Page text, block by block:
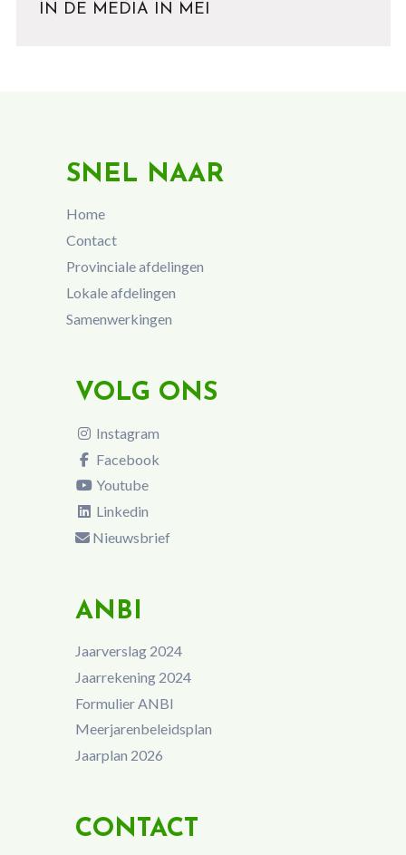
IN DE MEDIA IN MEI
SNEL NAAR
Home
Contact
Provinciale afdelingen
Lokale afdelingen
Samenwerkingen
VOLG ONS
Instagram
Facebook
Youtube
Linkedin
Nieuwsbrief
ANBI
Jaarverslag 2024
Jaarrekening 2024
Formulier ANBI
Meerjarenbeleidsplan
Jaarplan 2026
CONTACT